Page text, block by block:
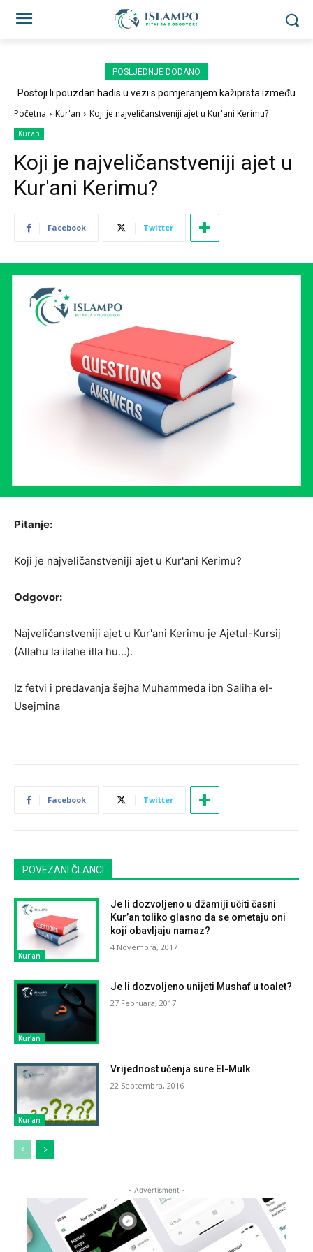
POSLJEDNJE DODANO
Postoji li pouzdan hadis u vezi s pomjeranjem kažiprsta između
Početna Kur'an Koji je najveličanstveniji ajet u Kur'ani Kerimu?
Kur'an
Koji je najveličanstveniji ajet u
Kur'ani Kerimu?
Facebook Twitter
Pitanje:
Koji je najveličanstveniji ajet u Kur'ani Kerimu?
Odgovor:
Najveličanstveniji ajet u Kur'ani Kerimu je Ajetul-Kursij
(Allahu la ilahe illa hu…).
Iz fetvi i predavanja šejha Muhammeda ibn Saliha el-
Usejmina
Facebook Twitter
POVEZANI ČLANCI
Kur'an
Je li dozvoljeno u džamiji učiti časni
Kur’an toliko glasno da se ometaju oni
koji obavljaju namaz?
4 Novembra, 2017
Kur'an
Je li dozvoljeno unijeti Mushaf u toalet?
27 Februara, 2017
Kur'an
Vrijednost učenja sure El-Mulk
22 Septembra, 2016
- Advertisment -